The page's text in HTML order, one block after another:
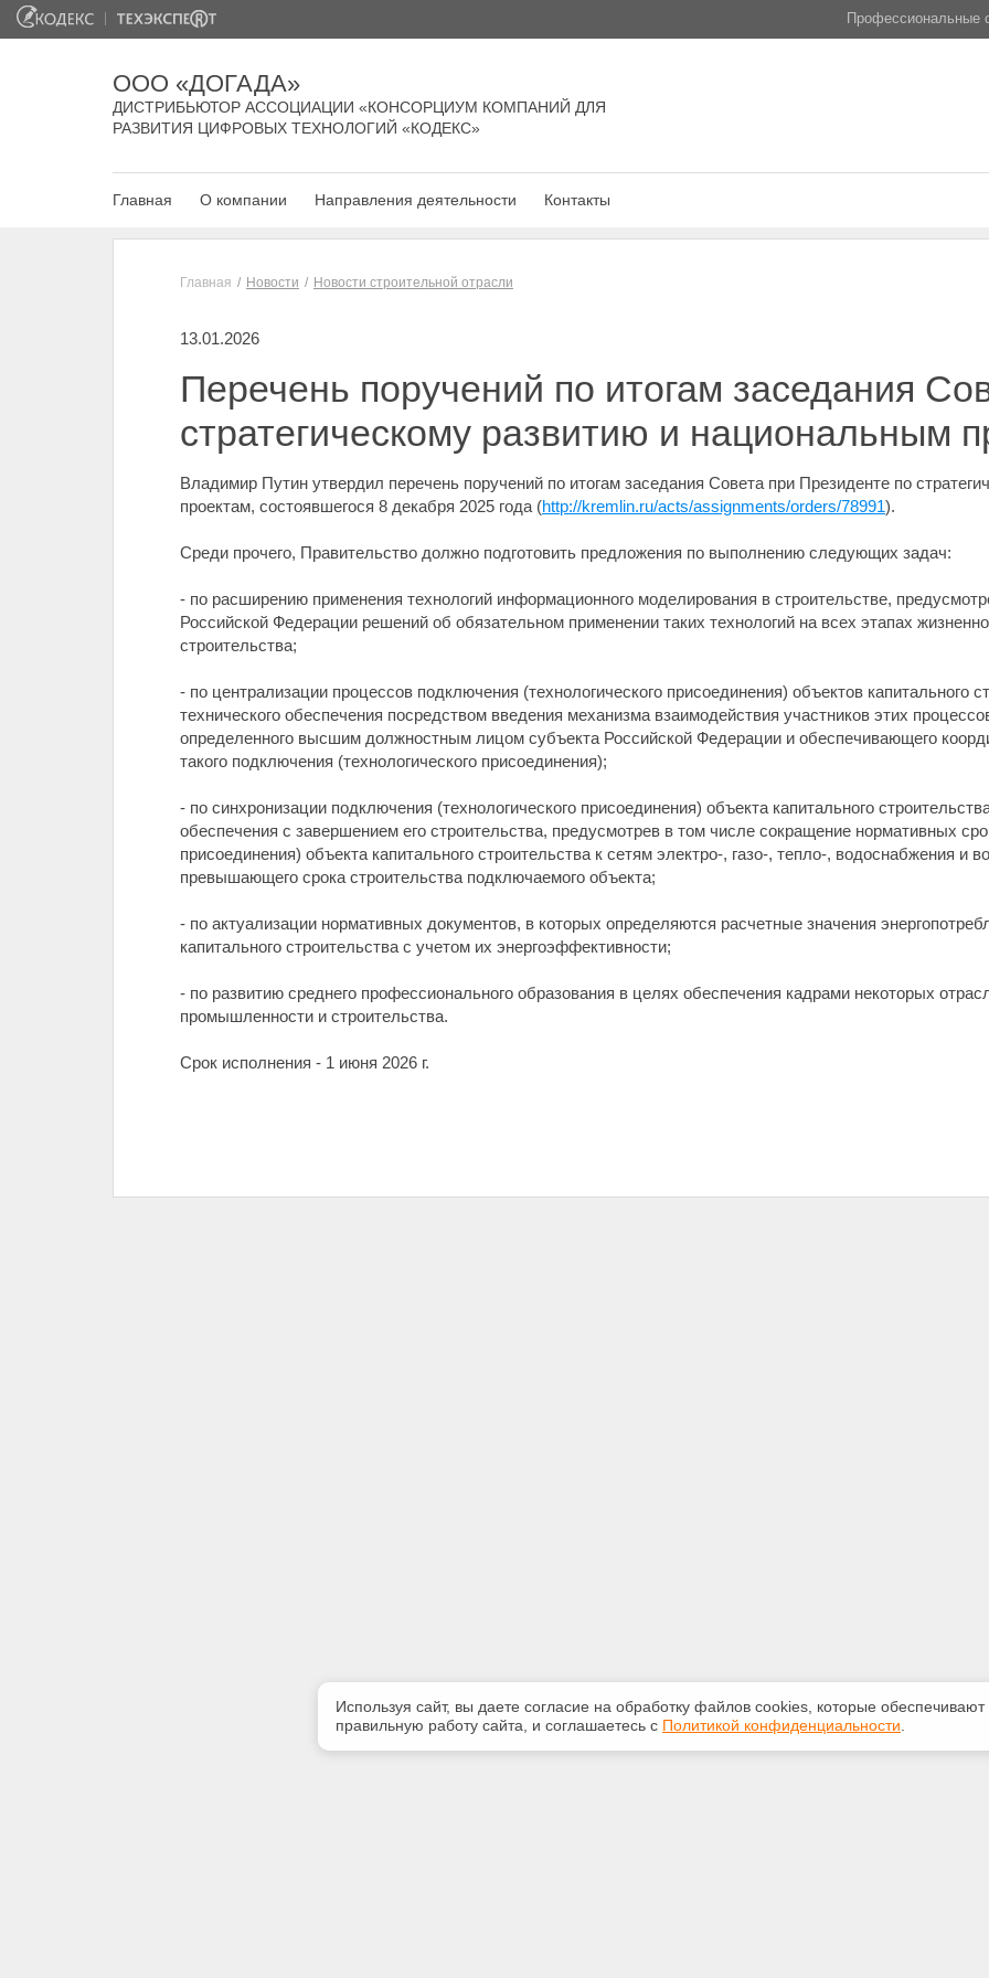
Профессиональные
ООО «ДОГАДА»
ДИСТРИБЬЮТОР АССОЦИАЦИИ «КОНСОРЦИУМ КОМПАНИЙ ДЛЯ
РАЗВИТИЯ ЦИФРОВЫХ ТЕХНОЛОГИЙ «КОДЕКС»
Главная О компании Направления деятельности Контакты
Главная Новости Новости строительной отрасли
13.01.2026
Перечень поручений по итогам заседания
стратегическому развитию и национальным
Владимир Путин утвердил перечень поручений по итогам заседания Совета при Президенте по
проектам, состоявшегося 8 декабря 2025 года (http://kremlin.ru/acts/assignments/orders/78991).
Среди прочего, Правительство должно подготовить предложения по выполнению следующих задач:
- по расширению применения технологий информационного моделирования в строительстве,
Российской Федерации решений об обязательном применении таких технологий на всех этапах
строительства;
- по централизации процессов подключения (технологического присоединения) объектов капитального
технического обеспечения посредством введения механизма взаимодействия участников этих
определенного высшим должностным лицом субъекта Российской Федерации и обеспечивающего
такого подключения (технологического присоединения);
- по синхронизации подключения (технологического присоединения) объекта капитального
обеспечения с завершением его строительства, предусмотрев в том числе сокращение нормативных
присоединения) объекта капитального строительства к сетям электро-, газо-, тепло-, водоснабжения и
превышающего срока строительства подключаемого объекта;
- по актуализации нормативных документов, в которых определяются расчетные значения
капитального строительства с учетом их энергоэффективности;
- по развитию среднего профессионального образования в целях обеспечения кадрами некоторых
промышленности и строительства.
Срок исполнения - 1 июня 2026 г.
Используя сайт, вы даете согласие на обработку файлов сооkiеs, которые обеспечивают
правильную работу сайта, и соглашаетесь с Политикой конфиденциальности